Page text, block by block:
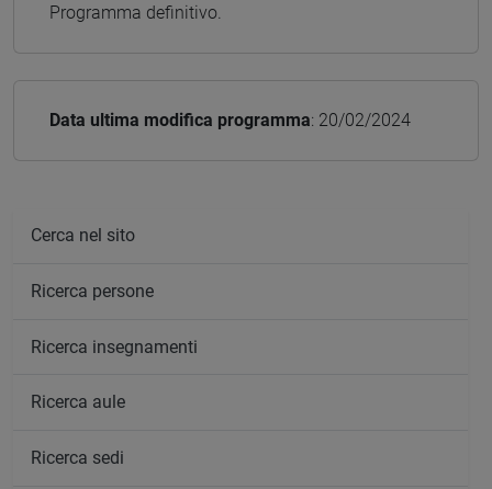
Programma definitivo.
Data ultima modifica programma: 20/02/2024
Cerca nel sito
Ricerca persone
Ricerca insegnamenti
Ricerca aule
Ricerca sedi